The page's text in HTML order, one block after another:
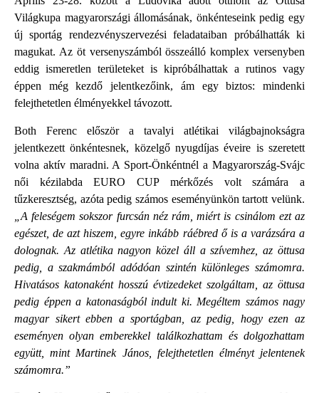
Világkupa magyarországi állomásának, önkénteseink pedig egy
új sportág rendezvényszervezési feladataiban próbálhatták ki
magukat. Az öt versenyszámból összeálló komplex versenyben
eddig ismeretlen területeket is kipróbálhattak a rutinos vagy
éppen még kezdő jelentkezőink, ám egy biztos: mindenki
felejthetetlen élményekkel távozott.
Both Ferenc először a tavalyi atlétikai világbajnokságra
jelentkezett önkéntesnek, közelgő nyugdíjas éveire is szeretett
volna aktív maradni. A Sport-Önkéntnél a Magyarország-Svájc
női kézilabda EURO CUP mérkőzés volt számára a
tűzkeresztség, azóta pedig számos eseményünkön tartott velünk.
„A feleségem sokszor furcsán néz rám, miért is csinálom ezt az
egészet, de azt hiszem, egyre inkább ráébred ő is a varázsára a
dolognak. Az atlétika nagyon közel áll a szívemhez, az öttusa
pedig, a szakmámból adódóan szintén különleges számomra.
Hivatásos katonaként hosszú évtizedeket szolgáltam, az öttusa
pedig éppen a katonaságból indult ki. Megéltem számos nagy
magyar sikert ebben a sportágban, az pedig, hogy ezen az
eseményen olyan emberekkel találkozhattam és dolgozhattam
együtt, mint Martinek János, felejthetetlen élményt jelentenek
számomra.”